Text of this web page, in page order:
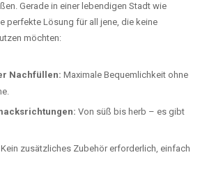
Gerade in einer lebendigen Stadt wie
perfekte Lösung für all jene, die keine
möchten:
Nachfüllen: Maximale Bequemlichkeit ohne
Von süß bis herb – es gibt
Kein zusätzliches Zubehör erforderlich, einfach